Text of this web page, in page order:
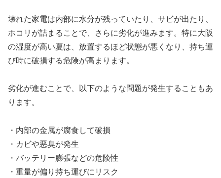
壊れた家電は内部に水分が残っていたり、サビが出たり、
ホコリが詰まることで、さらに劣化が進みます。特に大阪
の湿度が高い夏は、放置するほど状態が悪くなり、持ち運
び時に破損する危険が高まります。
劣化が進むことで、以下のような問題が発生することもあ
ります。
・内部の金属が腐食して破損
・カビや悪臭が発生
・バッテリー膨張などの危険性
・重量が偏り持ち運びにリスク